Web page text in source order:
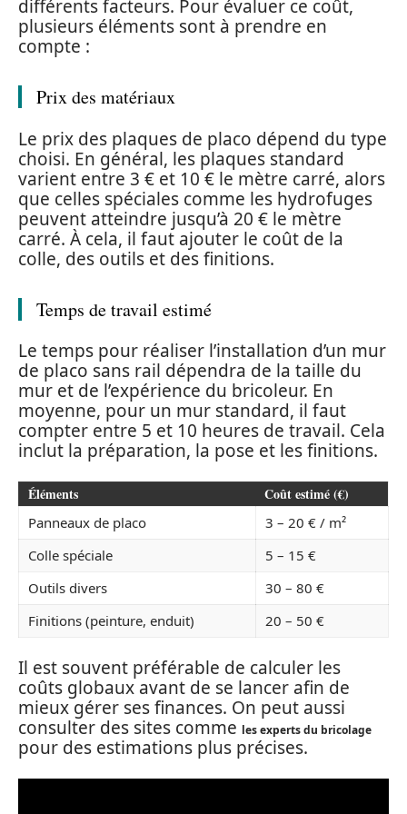
différents facteurs. Pour évaluer ce coût,
plusieurs éléments sont à prendre en
compte :
Prix des matériaux
Le prix des plaques de placo dépend du type
choisi. En général, les plaques standard
varient entre 3 € et 10 € le mètre carré, alors
que celles spéciales comme les hydrofuges
peuvent atteindre jusqu’à 20 € le mètre
carré. À cela, il faut ajouter le coût de la
colle, des outils et des finitions.
Temps de travail estimé
Le temps pour réaliser l’installation d’un mur
de placo sans rail dépendra de la taille du
mur et de l’expérience du bricoleur. En
moyenne, pour un mur standard, il faut
compter entre 5 et 10 heures de travail. Cela
inclut la préparation, la pose et les finitions.
Éléments Coût estimé (€)
Panneaux de placo
3 – 20 € / m²
Colle spéciale
5 – 15 €
Outils divers
30 – 80 €
Finitions (peinture, enduit)
20 – 50 €
Il est souvent préférable de calculer les
coûts globaux avant de se lancer afin de
mieux gérer ses finances. On peut aussi
consulter des sites comme les experts du bricolage
pour des estimations plus précises.